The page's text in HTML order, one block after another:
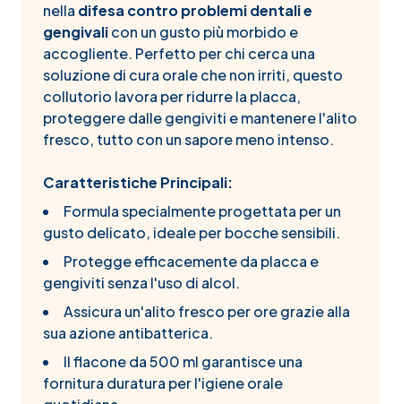
nella difesa contro problemi dentali e
gengivalicon un gusto più morbido e
accogliente. Perfetto per chi cerca una
soluzione di cura orale che non irriti, questo
collutorio lavora per ridurre la placca,
proteggere dalle gengiviti e mantenere l'alito
fresco, tutto con un sapore meno intenso.
Caratteristiche Principali:
Formula specialmente progettata per un
gusto delicato, ideale per bocche sensibili.
Protegge efficacemente da placca e
gengiviti senza l'uso di alcol.
Assicura un'alito fresco per ore grazie alla
sua azione antibatterica.
Il flacone da 500 ml garantisce una
fornitura duratura per l'igiene orale